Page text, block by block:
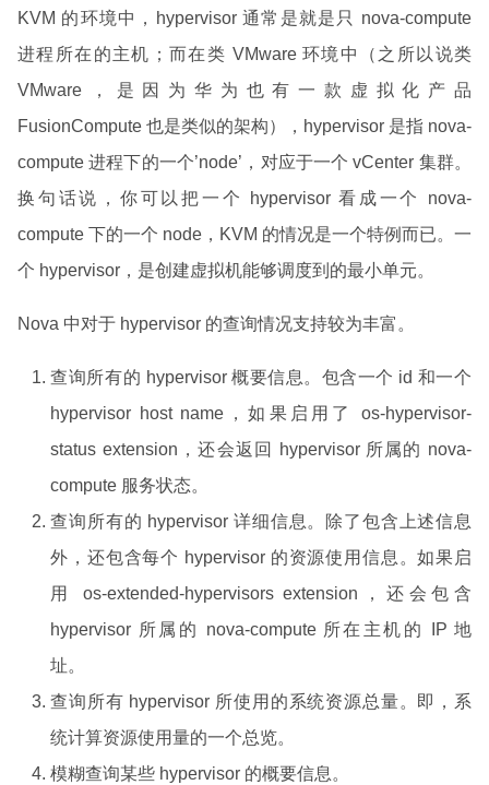
KVM 的环境中，hypervisor 通常是就是只 nova-compute
进程所在的主机；而在类 VMware 环境中（之所以说类
VMware，是因为华为也有一款虚拟化产品
FusionCompute 也是类似的架构），hypervisor 是指 nova-
compute 进程下的一个’node’，对应于一个 vCenter 集群。
换句话说，你可以把一个 hypervisor 看成一个 nova-
compute 下的一个 node，KVM 的情况是一个特例而已。一
个 hypervisor，是创建虚拟机能够调度到的最小单元。
Nova 中对于 hypervisor 的查询情况支持较为丰富。
查询所有的 hypervisor 概要信息。包含一个 id 和一个
hypervisor host name，如果启用了 os-hypervisor-
status extension，还会返回 hypervisor 所属的 nova-
compute 服务状态。
查询所有的 hypervisor 详细信息。除了包含上述信息
外，还包含每个 hypervisor 的资源使用信息。如果启
用 os-extended-hypervisors extension，还会包含
hypervisor 所属的 nova-compute 所在主机的 IP 地
址。
查询所有 hypervisor 所使用的系统资源总量。即，系
统计算资源使用量的一个总览。
模糊查询某些 hypervisor 的概要信息。